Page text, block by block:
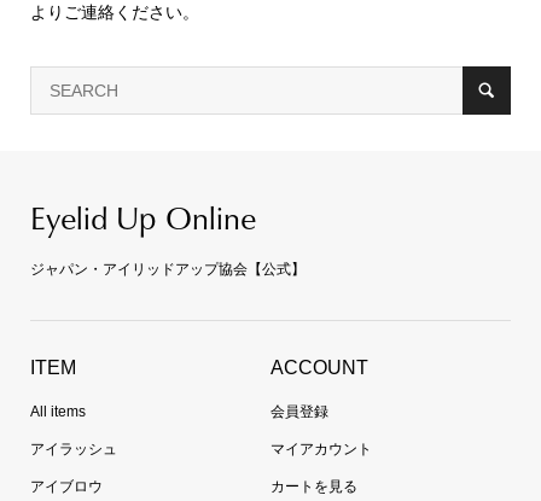
よりご連絡ください。
Eyelid Up Online
ジャパン・アイリッドアップ協会【公式】
ITEM
All items
アイラッシュ
アイブロウ
ACCOUNT
会員登録
マイアカウント
カートを見る